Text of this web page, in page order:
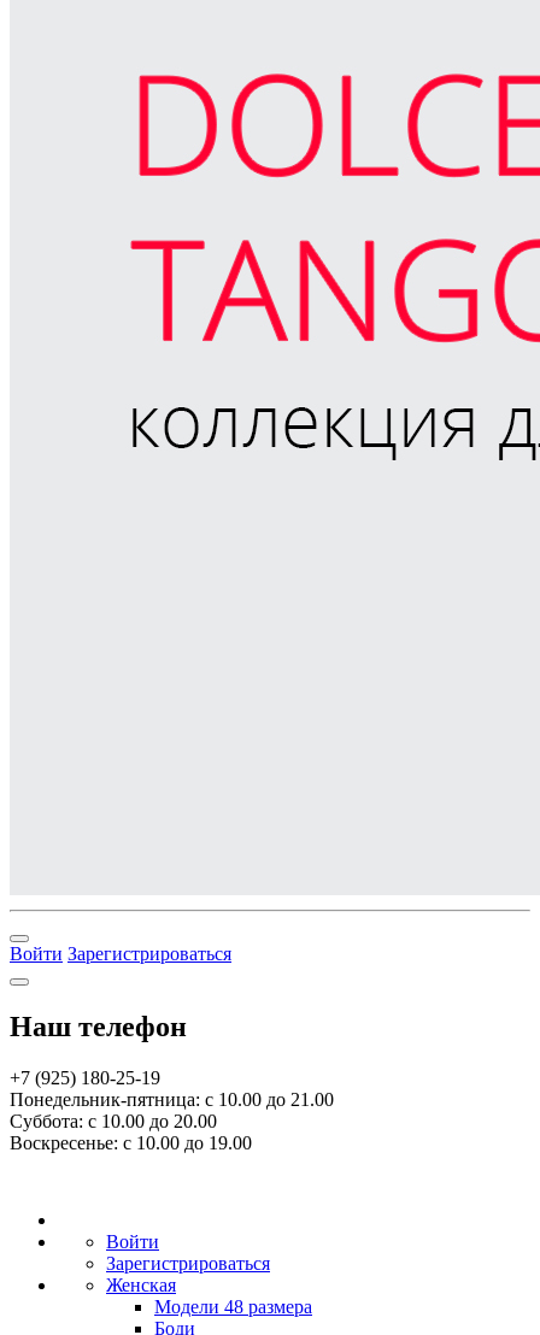
Войти Зарегистрироваться
Наш телефон
+7 (925) 180-25-19
Понедельник-пятница: с 10.00 до 21.00
Суббота: с 10.00 до 20.00
Воскресенье: с 10.00 до 19.00
Войти
Зарегистрироваться
Женская
Модели 48 размера
Боди